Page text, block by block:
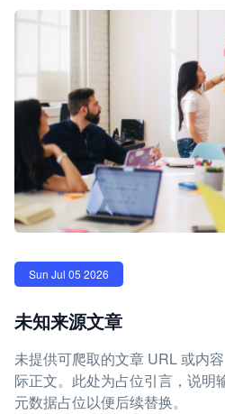
Sun Jul 05 2026
未知来源文章
未提供可爬取的文章 URL 或内
际正文。此处为占位引言，说明
元数据占位以便后续替换。